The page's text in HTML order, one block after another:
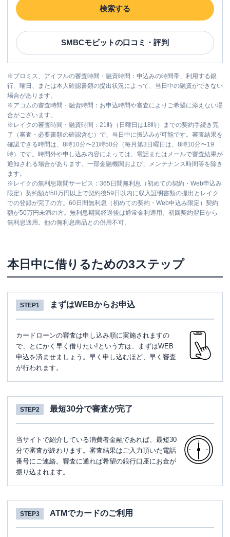
検索する
SMBCモビットの口コミ・評判
※プロミス、アイフルの審査時間・融資時間：申込みの時間帯、利用する銀
行、曜日、または本人確認書類の提出状況によって、当日中の融資ができない
場合があります。
※アコムの審査時間・融資時間：お申込時間や審査によりご希望に添えない場
合がございます。
※ レイクの審査時間・融資時間：21時（日曜日は18時）までの契約手続き完
了（審査・必要書類の確認含む）で、当日中に振込みが可能です。審査結果を
確認できる時間は、8時10分〜21時50分（毎月第3日曜日は、8時10分〜19
時）です。時間外や申し込み内容によっては、電話またはメールで審査結果が
通知される場合があります。一部金融機関および、メンテナンス時間等を除き
ます。
※ レイクの無利息期間サービス：365日間無利息（初めての契約・Web申込み
限定）契約額が50万円以上で契約後59日以内に収入証明書類の提出とレイク
での登録が完了の方。60日間無利息（初めての契約・Web申込み限定）契約
額が50万円未満の方。無利息期間経過後は通常金利適用。初回契約翌日から
無利息適用。他の無利息商品との併用不可。
本日中に借りるための3ステップ
STEP1 まずはWEBからお申込
カードローンの審査は申し込み順に実施されますの
で、とにかく早く借りたい!という方は、まずはWEB
申込を済ませましょう。早く申し込むほど、早く審査
が行われます。
STEP2 最短30分で審査が完了
当サイトで紹介している消費者金融であれば、最短30
分で審査が終わります。審査結果はご入力頂いた電話
番号にご連絡。審査に通れば希望の銀行口座にお金が
振り込まれます。
STEP3 ATMでカードのご利用